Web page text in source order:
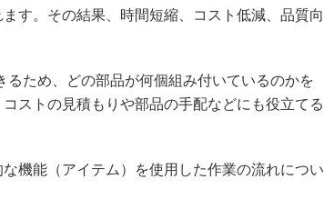
す。その結果、時間短縮、コスト低減、品質向
ため、どの部品が何個組み付いているのかを
ストの見積もりや部品の手配などにも役立てる
機能（アイテム）を使用した作業の流れについ